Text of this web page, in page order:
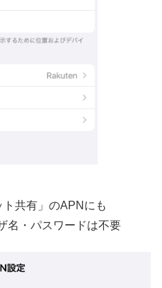
ト共有」のAPNにも
名・パスワードは不要